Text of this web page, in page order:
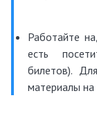
Работайте
есть
билетов).
материалы на